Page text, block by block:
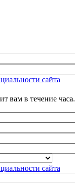
сайта
вам в течение часа.
сайта